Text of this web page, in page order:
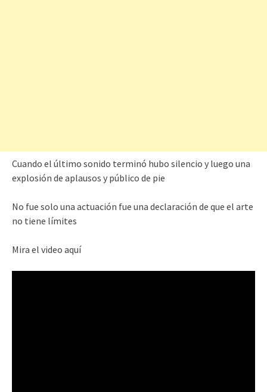
Cuando el último sonido terminó hubo silencio y luego una
explosión de aplausos y público de pie
No fue solo una actuación fue una declaración de que el arte
no tiene límites
Mira el video aquí